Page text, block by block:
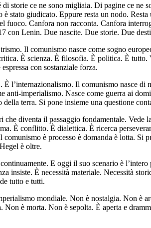
storie ce ne sono migliaia. Di pagine ce ne
stato giudicato. Eppure resta un nodo.
fuoco. Canfora non racconta. Canfora
con Lenin. Due nascite. Due storie. Due
Il comunismo nasce come sogno
È scienza. È filosofia. È politica. È
con sostanziale forza.
l’internazionalismo. Il comunismo nasce di
anti-imperialismo. Nasce come guerra ai
terra. Si pone insieme una questione
diventa il passaggio fondamentale.
È conflitto. È dialettica. È ricerca
è processo è domanda è lotta. Si
è oltre.
E oggi il suo scenario è
insiste. È necessità materiale. Necessità
tutto e tutti.
mondiale. Non è nostalgia. Non è
è morta. Non è sepolta. È aperta e